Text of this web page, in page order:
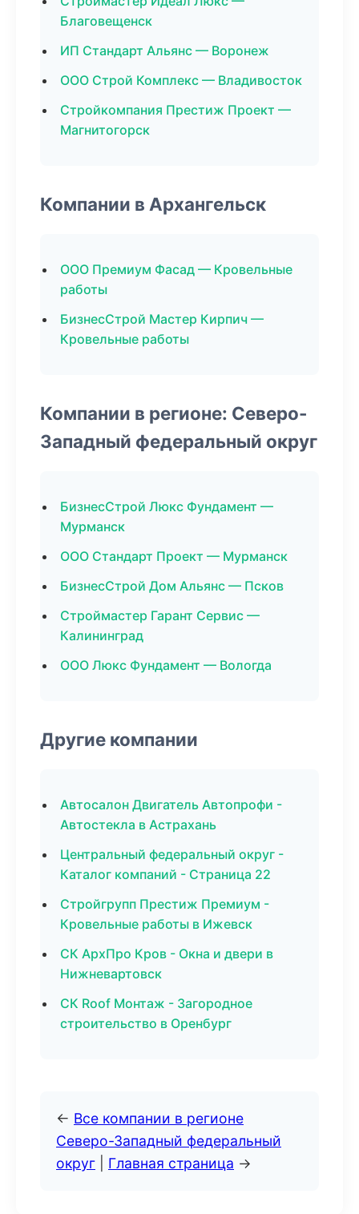
Благовещенск
ИП Стандарт Альянс — Воронеж
ООО Строй Комплекс — Владивосток
Стройкомпания Престиж Проект —
Магнитогорск
Компании в Архангельск
ООО Премиум Фасад — Кровельные
работы
БизнесСтрой Мастер Кирпич —
Кровельные работы
Компании в регионе: Северо-
Западный федеральный округ
БизнесСтрой Люкс Фундамент —
Мурманск
ООО Стандарт Проект — Мурманск
БизнесСтрой Дом Альянс — Псков
Строймастер Гарант Сервис —
Калининград
ООО Люкс Фундамент — Вологда
Другие компании
Автосалон Двигатель Автопрофи -
Автостекла в Астрахань
Центральный федеральный округ -
Каталог компаний - Страница 22
Стройгрупп Престиж Премиум -
Кровельные работы в Ижевск
СК АрхПро Кров - Окна и двери в
Нижневартовск
СК Roof Монтаж - Загородное
строительство в Оренбург
← Все компании в регионе
Северо-Западный федеральный
округ
Главная страница →